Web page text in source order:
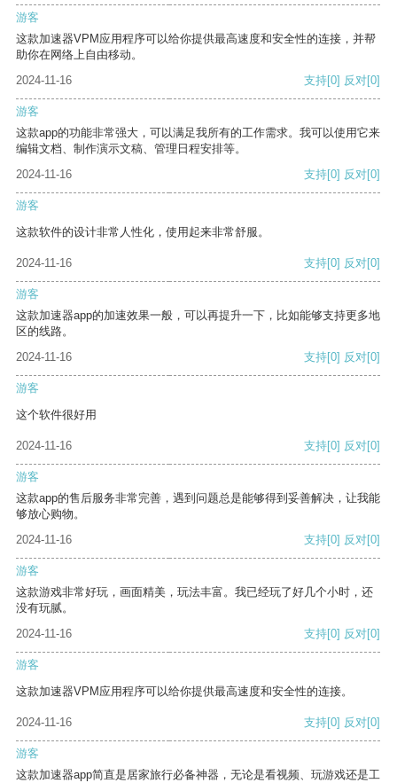
游客
这款加速器VPM应用程序可以给你提供最高速度和安全性的连接，并帮
助你在网络上自由移动。
2024-11-16
支持[0] 反对[0]
游客
这款app的功能非常强大，可以满足我所有的工作需求。我可以使用它来
编辑文档、制作演示文稿、管理日程安排等。
2024-11-16
支持[0] 反对[0]
游客
这款软件的设计非常人性化，使用起来非常舒服。
2024-11-16 支持[0] 反对[0]
游客
这款加速器app的加速效果一般，可以再提升一下，比如能够支持更多地
区的线路。
2024-11-16
支持[0] 反对[0]
游客
这个软件很好用
2024-11-16 支持[0] 反对[0]
游客
这款app的售后服务非常完善，遇到问题总是能够得到妥善解决，让我能
够放心购物。
2024-11-16
支持[0] 反对[0]
游客
这款游戏非常好玩，画面精美，玩法丰富。我已经玩了好几个小时，还
没有玩腻。
2024-11-16
支持[0] 反对[0]
游客
这款加速器VPM应用程序可以给你提供最高速度和安全性的连接。
2024-11-16 支持[0] 反对[0]
游客
这款加速器app简直是居家旅行必备神器，无论是看视频、玩游戏还是工